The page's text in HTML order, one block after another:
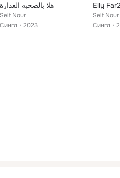
هلا بالصحبه الغدارة
Seif Nour
Сингл
2023
Elly
Seif Nour
Сингл